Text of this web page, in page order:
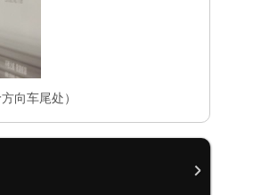
向车尾处）